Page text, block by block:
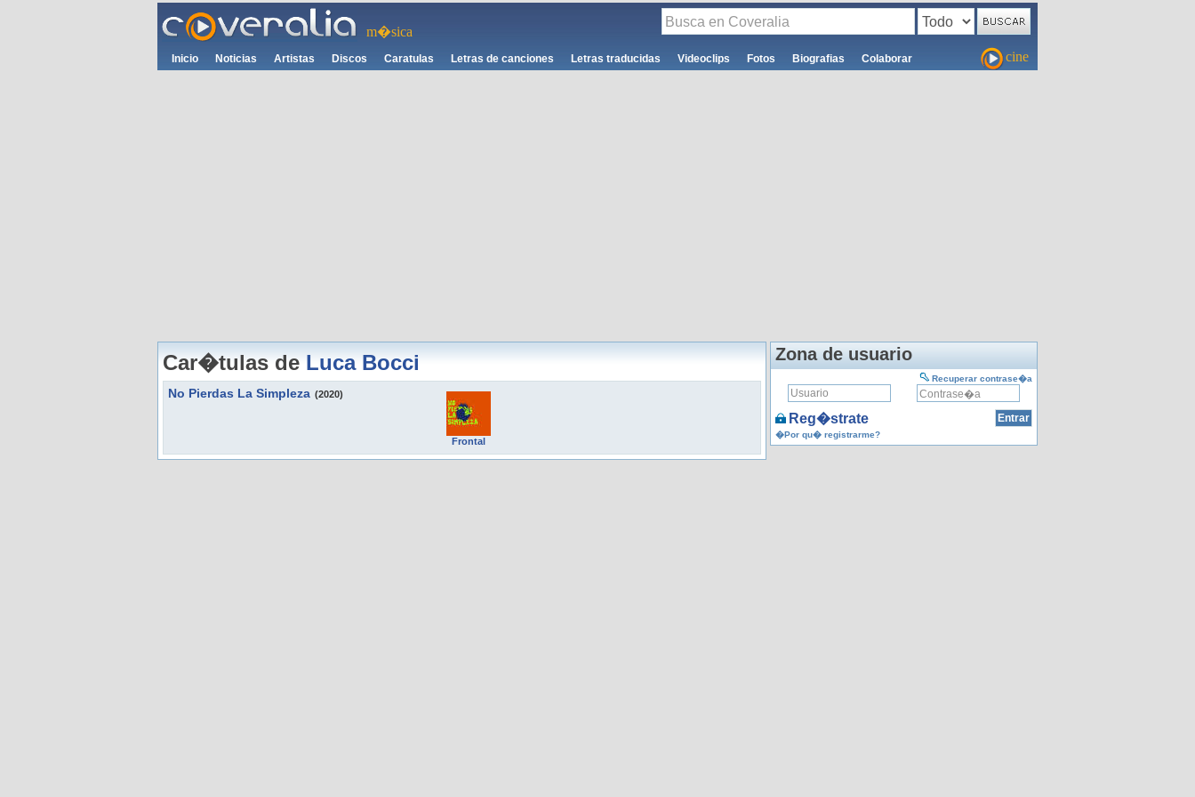
m�sica
Inicio Noticias Artistas Discos Caratulas Letras de canciones Letras traducidas Videoclips Fotos Biografias Colaborar cine
Car�tulas de Luca Bocci
No Pierdas La Simpleza (2020)
Frontal
Zona de usuario
Recuperar contrase�a
Reg�strate
�Por qu� registrarme?